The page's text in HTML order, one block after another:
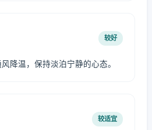
较好
降温，保持淡泊宁静的心态。
较适宜